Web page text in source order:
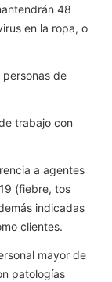
48
en la ropa, o
de
trabajo con
a agentes
(fiebre, tos
indicadas
clientes.
mayor de
patologías